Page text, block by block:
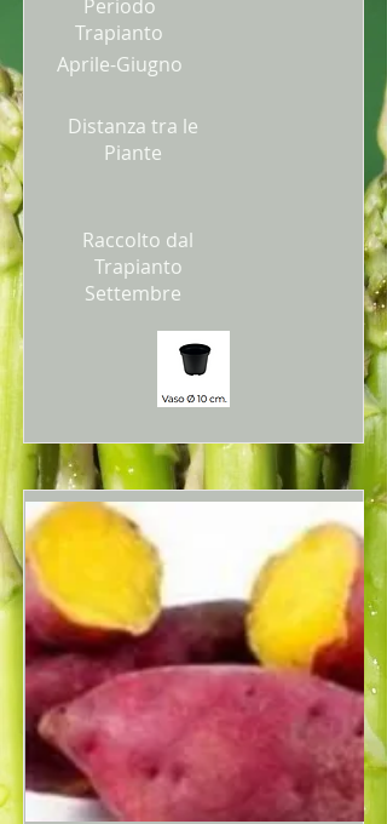
Periodo
Trapianto
Aprile-Giugno
Distanza tra le
Piante
Raccolto dal
Trapianto
Settembre